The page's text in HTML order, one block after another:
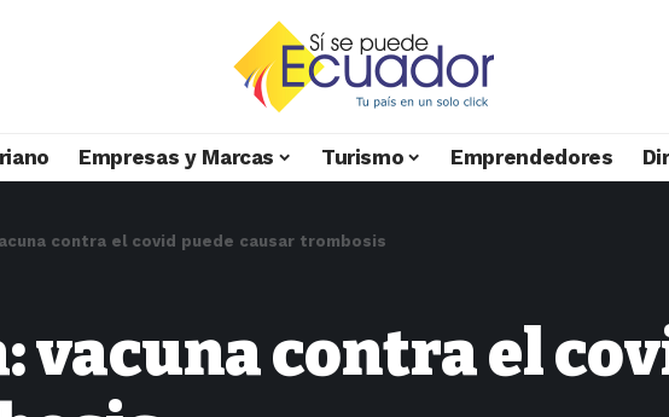
Empresas y Marcas Turismo Emprendedores
contra el covid puede causar trombosis
vacuna contra el